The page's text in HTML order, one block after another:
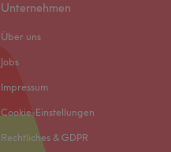
Unternehmen
Über uns
Jobs
Impressum
Cookie-Einstellungen
Rechtliches & GDPR